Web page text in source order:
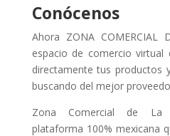
Conócenos
Ahora ZONA COMERCIAL
espacio de comercio virtual
directamente tus productos
buscando del mejor
Zona Comercial de La
plataforma 100% mexicana